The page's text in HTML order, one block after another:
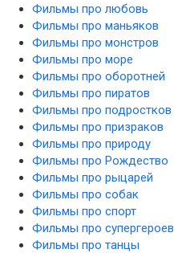
Фильмы про любовь
Фильмы про маньяков
Фильмы про монстров
Фильмы про море
Фильмы про оборотней
Фильмы про пиратов
Фильмы про подростков
Фильмы про призраков
Фильмы про природу
Фильмы про Рождество
Фильмы про рыцарей
Фильмы про собак
Фильмы про спорт
Фильмы про супергероев
Фильмы про танцы